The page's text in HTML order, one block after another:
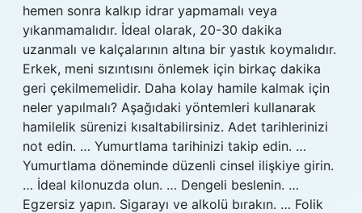
hemen sonra kalkıp idrar yapmamalı veya
yıkanmamalıdır. İdeal olarak, 20-30 dakika
uzanmalı ve kalçalarının altına bir yastık koymalıdır.
Erkek, meni sızıntısını önlemek için birkaç dakika
geri çekilmemelidir. Daha kolay hamile kalmak için
neler yapılmalı? Aşağıdaki yöntemleri kullanarak
hamilelik sürenizi kısaltabilirsiniz. Adet tarihlerinizi
not edin. … Yumurtlama tarihinizi takip edin. …
Yumurtlama döneminde düzenli cinsel ilişkiye girin.
… İdeal kilonuzda olun. … Dengeli beslenin. …
Egzersiz yapın. Sigarayı ve alkolü bırakın. … Folik